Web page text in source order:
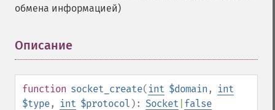
обмена информацией)
Описание
function socket_create( int $domain ,
int
$type, int $protocol ): Socket false